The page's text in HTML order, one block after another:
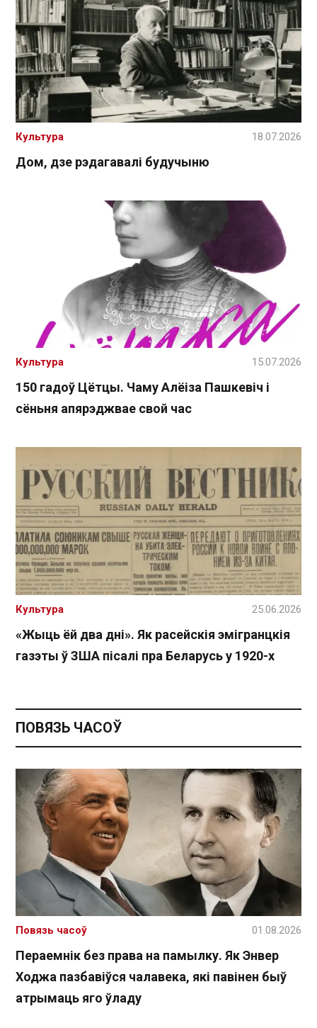
Дом, дзе рэдагавалі будучыню
Культура 18.07.2026
150 гадоў Цётцы. Чаму Алёіза Пашкевіч і
сёньня апярэджвае свой час
Культура 15.07.2026
«Жыць ёй два дні». Як расейскія эмігранцкія
газэты ў ЗША пісалі пра Беларусь у 1920-х
Культура 25.06.2026
ПОВЯЗЬ ЧАСОЎ
Пераемнік без права на памылку. Як Энвер
Ходжа пазбавіўся чалавека, які павінен быў
атрымаць яго ўладу
Повязь часоў 01.08.2026